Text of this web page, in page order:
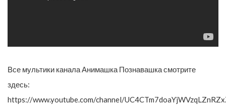
Все мультики канала Анимашка Познавашка смотрите
здесь:
https://www.youtube.com/channel/